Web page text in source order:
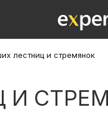
лестниц и стремянок
И